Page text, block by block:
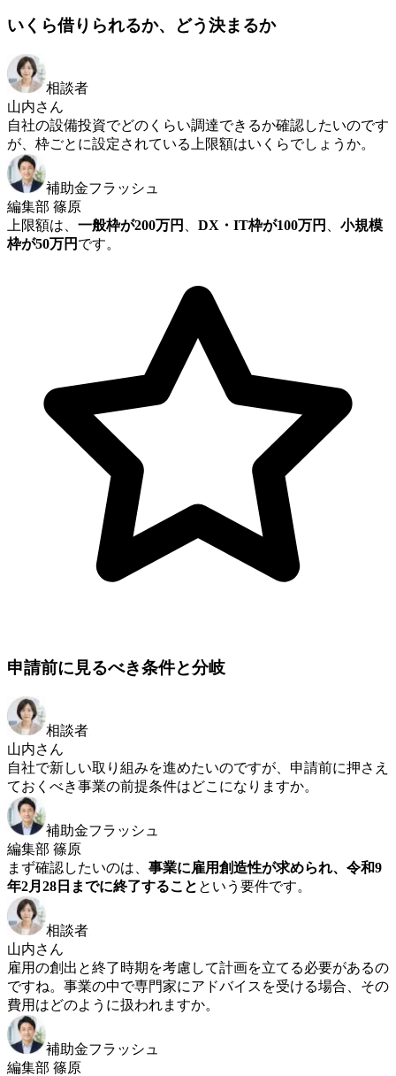
いくら借りられるか、どう決まるか
相談者
山内さん
自社の設備投資でどのくらい調達できるか確認したいのです
が、枠ごとに設定されている上限額はいくらでしょうか。
補助金フラッシュ
編集部 篠原
上限額は、 一般枠が200万円 DX・IT枠が100万円
小規模
枠が50万円 です。
申請前に見るべき条件と分岐
相談者
山内さん
自社で新しい取り組みを進めたいのですが、申請前に押さえ
ておくべき事業の前提条件はどこになりますか。
補助金フラッシュ
編集部 篠原
まず確認したいのは、 事業に雇用創造性が求められ、令和9
年2月28日までに終了すること という要件です。
相談者
山内さん
雇用の創出と終了時期を考慮して計画を立てる必要があるの
ですね。事業の中で専門家にアドバイスを受ける場合、その
費用はどのように扱われますか。
補助金フラッシュ
編集部 篠原